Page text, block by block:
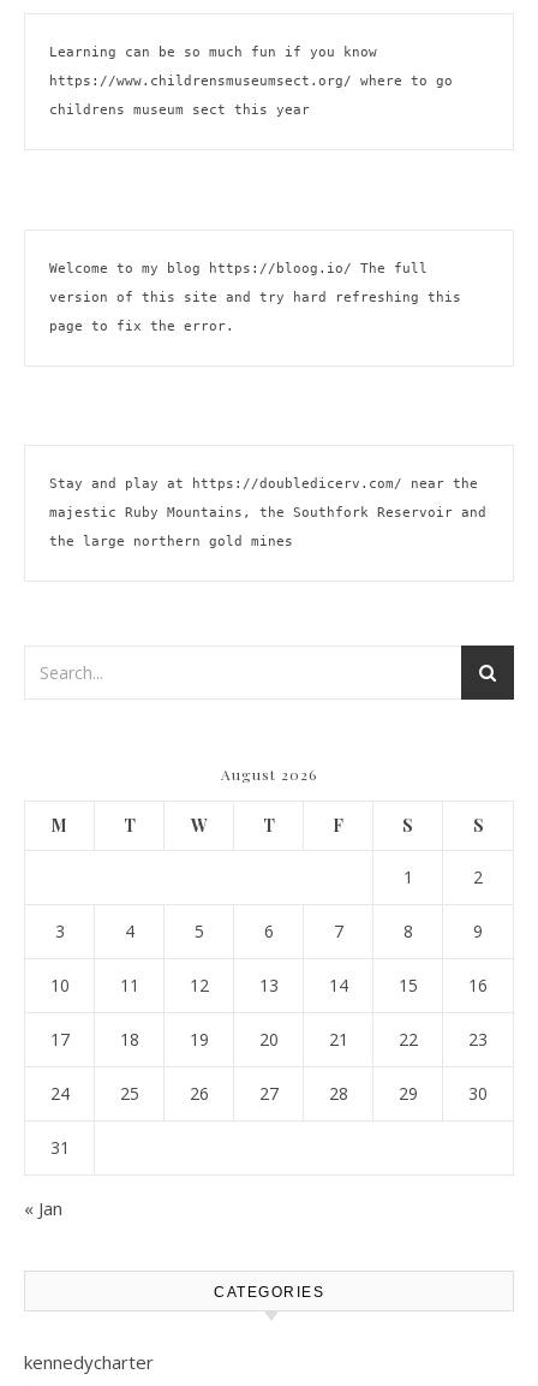
https://www.childrensmuseumsect.org/ where to go
childrens museum sect this year
Welcome to my blog https://bloog.io/ The full
version of this site and try hard refreshing this
page to fix the error.
Stay and play at https://doubledicerv.com/ near the
majestic Ruby Mountains, the Southfork Reservoir and
the large northern gold mines
August 2026
M T W T F S S
1 2
3 4 5 6 7 8 9
10 11 12 13 14 15 16
17 18 19 20 21 22 23
24 25 26 27 28 29 30
31
« Jan
CATEGORIES
kennedycharter